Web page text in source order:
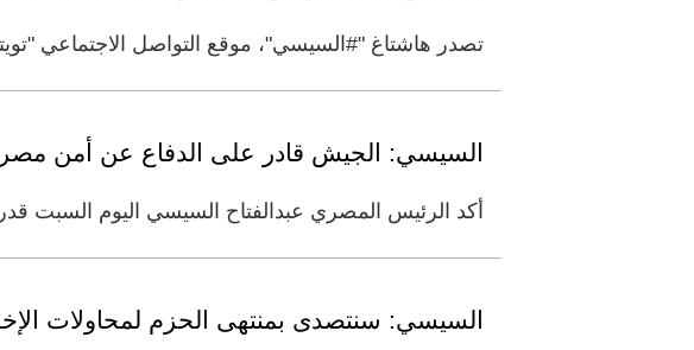
تصدر هاشتاغ "#السيسي"، موقع التواصل الاجتماعي
السيسي: الجيش قادر على الدفاع عن أمن
أكد الرئيس المصري عبدالفتاح السيسي اليوم
السيسي: سنتصدى بمنتهى الحزم لمحاولات